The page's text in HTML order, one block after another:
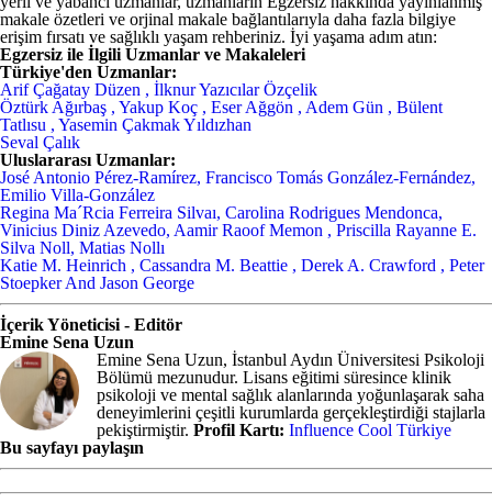
makale özetleri ve orjinal makale bağlantılarıyla daha fazla bilgiye
erişim fırsatı ve sağlıklı yaşam rehberiniz. İyi yaşama adım atın:
Egzersiz ile İlgili Uzmanlar ve Makaleleri
Türkiye'den Uzmanlar:
Arif Çağatay Düzen , İlknur Yazıcılar Özçelik
Öztürk Ağırbaş , Yakup Koç , Eser Ağgön , Adem Gün , Bülent
Tatlısu , Yasemin Çakmak Yıldızhan
Seval Çalık
Uluslararası Uzmanlar:
José Antonio Pérez-Ramírez, Francisco Tomás González-Fernández,
Emilio Villa-González
Regina Ma´Rcia Ferreira Silvaı, Carolina Rodrigues Mendonca,
Vinicius Diniz Azevedo, Aamir Raoof Memon , Priscilla Rayanne E.
Silva Noll, Matias Nollı
Katie M. Heinrich , Cassandra M. Beattie , Derek A. Crawford , Peter
Stoepker And Jason George
İçerik Yöneticisi - Editör
Emine Sena Uzun
Emine Sena Uzun, İstanbul Aydın Üniversitesi Psikoloji
Bölümü mezunudur. Lisans eğitimi süresince klinik
psikoloji ve mental sağlık alanlarında yoğunlaşarak saha
deneyimlerini çeşitli kurumlarda gerçekleştirdiği stajlarla
pekiştirmiştir. Profil Kartı: Influence Cool Türkiye
Bu sayfayı paylaşın